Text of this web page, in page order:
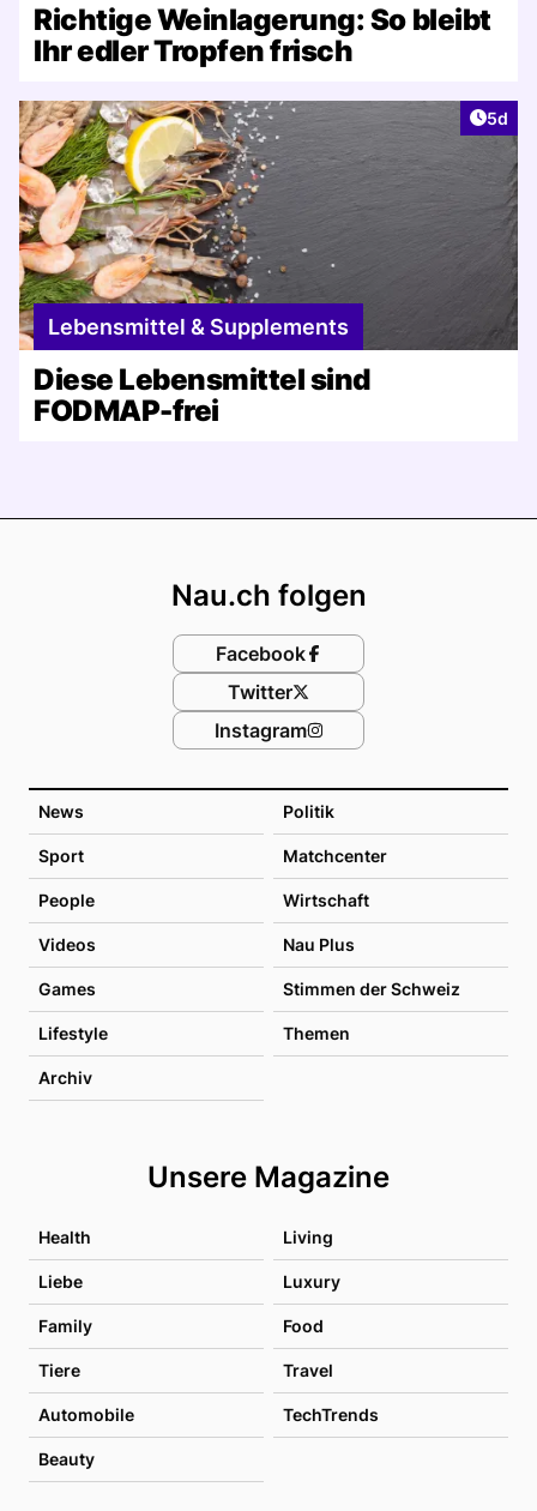
Richtige Weinlagerung: So bleibt
Ihr edler Tropfen frisch
5d
Lebensmittel & Supplements
Diese Lebensmittel sind
FODMAP-frei
News Politik
Sport Matchcenter
People Wirtschaft
Videos Nau Plus
Games Stimmen der Schweiz
Lifestyle Themen
Archiv
Unsere Magazine
Health Living
Liebe Luxury
Family Food
Tiere Travel
Automobile TechTrends
Beauty
Nau.ch folgen
Facebook
Twitter
Instagram